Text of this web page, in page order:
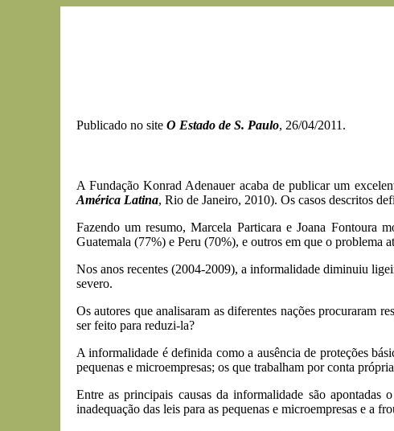
Publicado no siteO Estado de S. Paulo, 26/04/2011.
A Fundação Konrad Adenauer acaba de publicar um
América Latina, Rio de Janeiro, 2010). Os casos descritos
Fazendo um resumo, Marcela Particara e Joana Fontoura
Guatemala (77%) e Peru (70%), e outros em que o
Nos anos recentes (2004-2009), a informalidade diminuiu
severo.
Os autores que analisaram as diferentes nações procuraram
ser feito para reduzi-la?
A informalidade é definida como a ausência de proteções
pequenas e microempresas; os que trabalham por conta
Entre as principais causas da informalidade são apontadas
inadequação das leis para as pequenas e microempresas e a